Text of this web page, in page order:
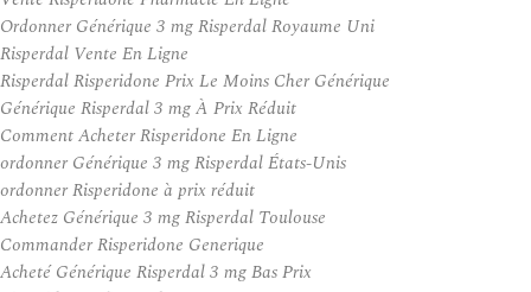
Ordonner Générique 3 mg Risperdal Royaume Uni
Risperdal Vente En Ligne
Risperdal Risperidone Prix Le Moins Cher Générique
Générique Risperdal 3 mg À Prix Réduit
Comment Acheter Risperidone En Ligne
ordonner Générique 3 mg Risperdal États-Unis
ordonner Risperidone à prix réduit
Achetez Générique 3 mg Risperdal Toulouse
Commander Risperidone Generique
Acheté Générique Risperdal 3 mg Bas Prix